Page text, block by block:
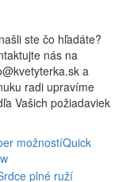
ste čo hľadáte?
nás na
a
radi upravíme
Vašich požiadaviek
možnostíQuick